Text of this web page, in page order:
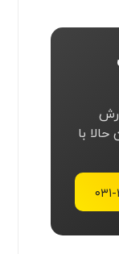
با